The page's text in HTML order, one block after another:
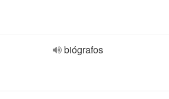
biógrafos